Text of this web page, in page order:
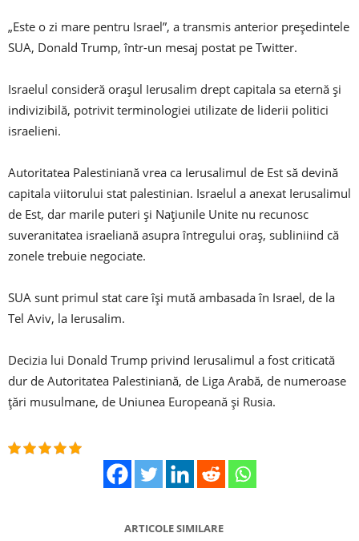
„Este o zi mare pentru Israel”, a transmis anterior preşedintele
SUA, Donald Trump, într-un mesaj postat pe Twitter.
Israelul consideră oraşul Ierusalim drept capitala sa eternă şi
indivizibilă, potrivit terminologiei utilizate de liderii politici
israelieni.
Autoritatea Palestiniană vrea ca Ierusalimul de Est să devină
capitala viitorului stat palestinian. Israelul a anexat Ierusalimul
de Est, dar marile puteri şi Naţiunile Unite nu recunosc
suveranitatea israeliană asupra întregului oraş, subliniind că
zonele trebuie negociate.
SUA sunt primul stat care îşi mută ambasada în Israel, de la
Tel Aviv, la Ierusalim.
Decizia lui Donald Trump privind Ierusalimul a fost criticată
dur de Autoritatea Palestiniană, de Liga Arabă, de numeroase
ţări musulmane, de Uniunea Europeană şi Rusia.
ARTICOLE SIMILARE